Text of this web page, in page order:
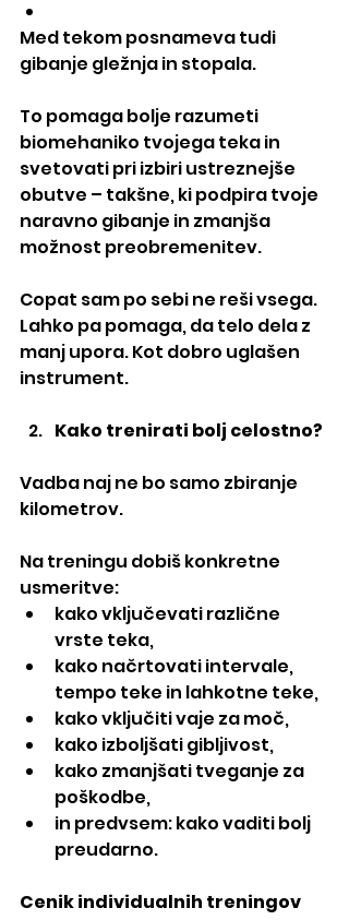
Med tekom posnameva tudi
gibanje gležnja in stopala.
To pomaga bolje razumeti
biomehaniko tvojega teka in
svetovati pri izbiri ustreznejše
obutve – takšne, ki podpira tvoje
naravno gibanje in zmanjša
možnost preobremenitev.
Copat sam po sebi ne reši vsega.
Lahko pa pomaga, da telo dela z
manj upora. Kot dobro uglašen
instrument.
Kako trenirati bolj celostno?
Vadba naj ne bo samo zbiranje
kilometrov.
Na treningu dobiš konkretne
usmeritve:
kako vključevati različne
vrste teka,
kako načrtovati intervale,
tempo teke in lahkotne teke,
kako vključiti vaje za moč,
kako izboljšati gibljivost,
kako zmanjšati tveganje za
poškodbe,
in predvsem: kako vaditi bolj
preudarno.
Cenik individualnih treningov